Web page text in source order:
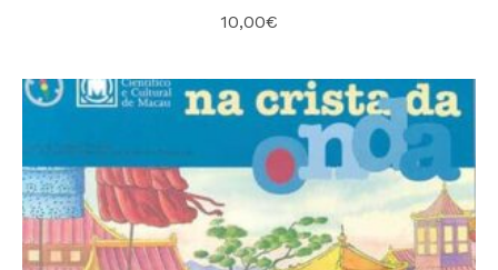
10,00€